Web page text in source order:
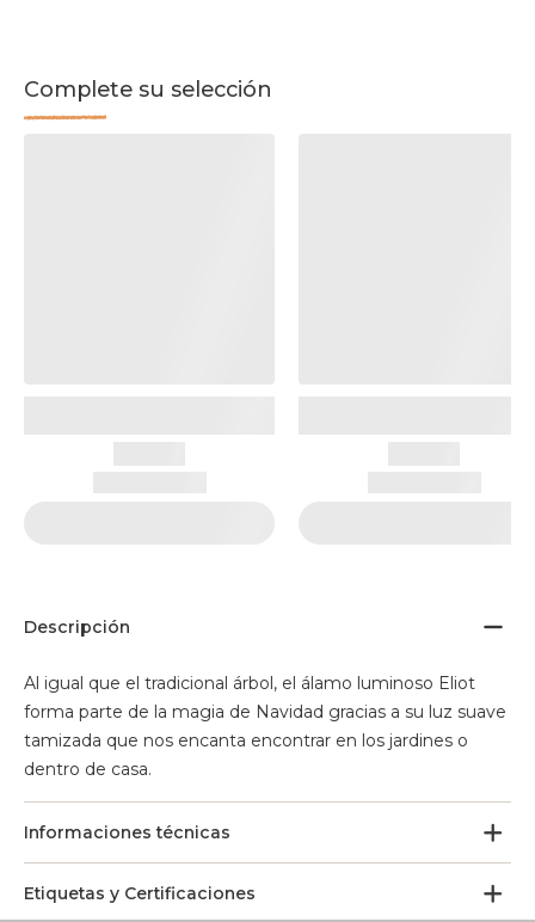
Complete su selección
Descripción
Al igual que el tradicional árbol, el álamo luminoso Eliot
forma parte de la magia de Navidad gracias a su luz suave
tamizada que nos encanta encontrar en los jardines o
dentro de casa.
Informaciones técnicas
Etiquetas y Certificaciones